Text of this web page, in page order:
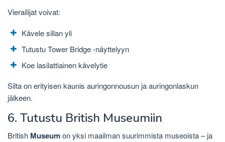
Vierailijat voivat:
Kävele sillan yli
Tutustu Tower Bridge -näyttelyyn
Koe lasilattiainen kävelytie
Silta on erityisen kaunis auringonnousun ja auringonlaskun
jälkeen.
6. Tutustu British Museumiin
British Museumon yksi maailman suurimmista museoista – ja